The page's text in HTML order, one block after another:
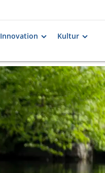
Innovation Kultur